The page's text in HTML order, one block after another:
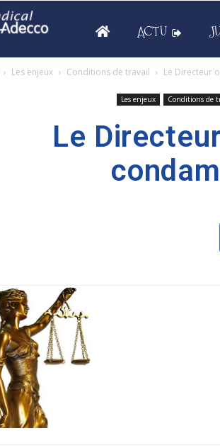
ACTU
Les enjeux Conditions de travail Le Directeur
Les enjeux Conditions de
Le